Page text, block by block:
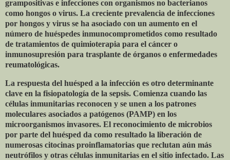
grampositivas e infecciones con organismos no bacterianos
como hongos o virus. La creciente prevalencia de infecciones
por hongos y virus se ha asociado con un aumento en el
número de huéspedes inmunocomprometidos como resultado
de tratamientos de quimioterapia para el cáncer o
inmunosupresión para trasplante de órganos o enfermedades
reumatológicas.
La respuesta del huésped a la infección es otro determinante
clave en la fisiopatología de la sepsis. Comienza cuando las
células inmunitarias reconocen y se unen a los patrones
moleculares asociados a patógenos (PAMP) en los
microorganismos invasores. El reconocimiento de microbios
por parte del huésped da como resultado la liberación de
numerosas citocinas proinflamatorias que reclutan aún más
neutrófilos y otras células inmunitarias en el sitio infectado. Las